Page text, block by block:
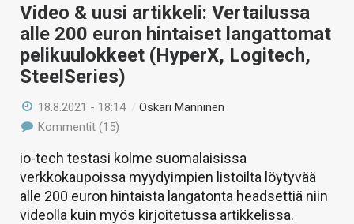
Video & uusi artikkeli: Vertailussa
alle 200 euron hintaiset langattomat
pelikuulokkeet (HyperX, Logitech,
SteelSeries)
18.8.2021 - 18:14 /Oskari Manninen
Kommentit (15)
io-tech testasi kolme suomalaisissa
verkkokaupoissa myydyimpien listoilta löytyvää
alle 200 euron hintaista langatonta headsettiä niin
videolla kuin myös kirjoitetussa artikkelissa.